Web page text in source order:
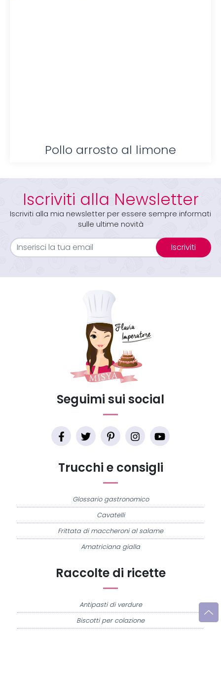
Pollo arrosto al limone
Iscriviti alla Newsletter
Iscriviti alla mia newsletter per essere sempre informati
sulle ultime novità
Iscriviti
Raccolte di ricette
Antipasti di verdure
Biscotti per colazione
Trucchi e consigli
Glossario gastronomico
Cavatelli
Frittata di maccheroni al salame
Amatriciana gialla
Seguimi sui social